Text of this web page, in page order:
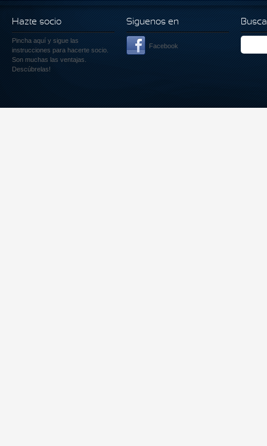
Hazte socio
Pincha aquí y sigue las
instrucciones para hacerte socio.
Son muchas las ventajas.
Descúbrelas!
Siguenos en
Facebook